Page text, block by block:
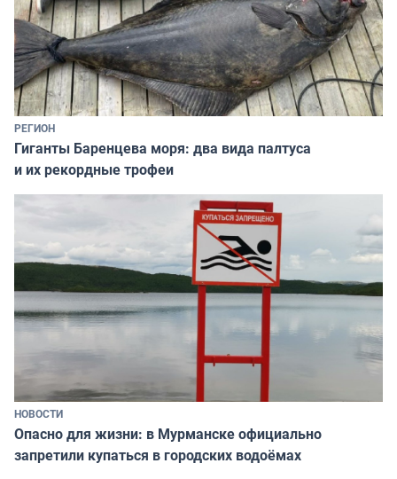
РЕГИОН
Гиганты Баренцева моря: два вида палтуса
и их рекордные трофеи
НОВОСТИ
Опасно для жизни: в Мурманске официально
запретили купаться в городских водоёмах